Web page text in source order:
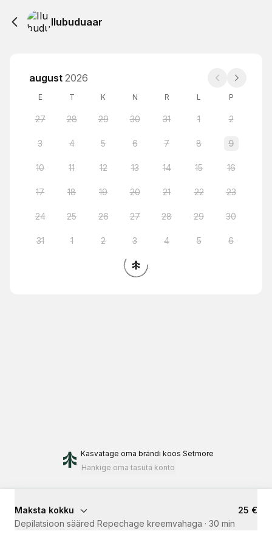
Ilubuduaar
august 2026
E T K N R L P
27 28 29 30 31 1 2
3 4 5 6 7 8 9
10 11 12 13 14 15 16
17 18 19 20 21 22 23
24 25 26 27 28 29 30
31 1 2 3 4 5 6
Kasvatage oma brändi koos Setmore
Hankige oma tasuta konto
Maksta kokku
25 €
Depilatsioon sääred Repechage kreemvahaga · 30 min